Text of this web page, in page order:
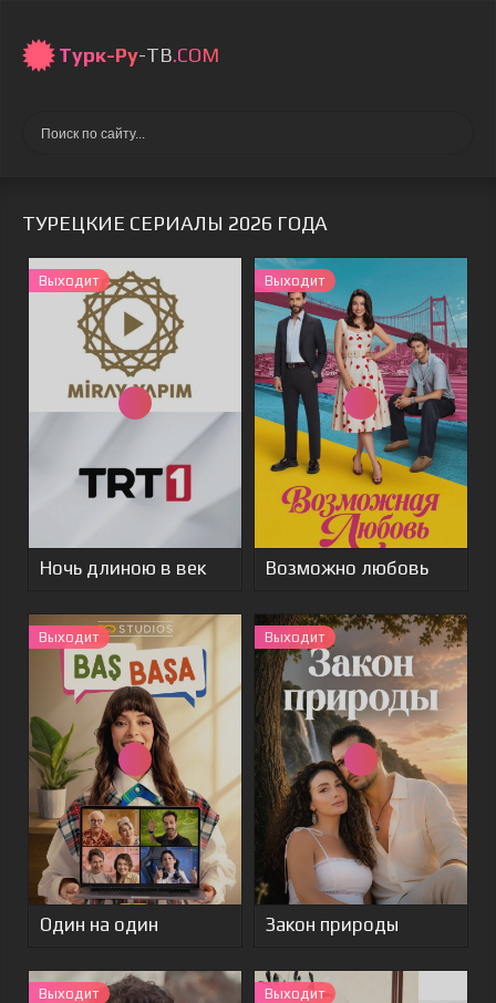
Турк-Ру-ТВ.COM
ТУРЕЦКИЕ СЕРИАЛЫ 2026 ГОДА
Выходит
Ночь длиною в век
Выходит
Возможно любовь
Выходит
Один на один
Выходит
Закон природы
Выходит Выходит